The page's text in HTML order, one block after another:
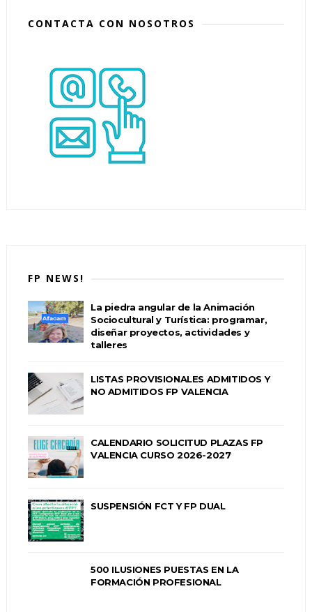
CONTACTA CON NOSOTROS
FP NEWS!
La piedra angular de la Animación
Sociocultural y Turística: programar,
diseñar proyectos, actividades y
talleres
LISTAS PROVISIONALES ADMITIDOS Y
NO ADMITIDOS FP VALENCIA
CALENDARIO SOLICITUD PLAZAS FP
VALENCIA CURSO 2026-2027
SUSPENSIÓN FCT Y FP DUAL
500 ILUSIONES PUESTAS EN LA
FORMACIÓN PROFESIONAL